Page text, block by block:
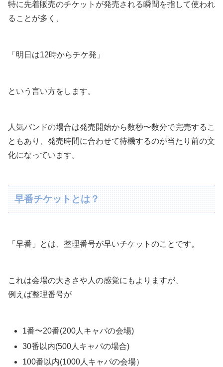
特に先着販売のチケットが発売される瞬間を指して使われ
ることが多く、
「明日は12時からチケ発」
という言い方をします。
人気バンドの場合は発売開始から数秒〜数分で完売するこ
ともあり、発売時間に合わせて待機するのが当たり前の文
化になっています。
早番チケットとは？
「早番」とは、整理番号が早いチケットのことです。
これは会場の大きさや人の感覚にもよりますが、
例えば整理番号が
1番〜20番(200人キャパの会場)
30番以内(500人キャパの場合)
100番以内(1000人キャパの会場）